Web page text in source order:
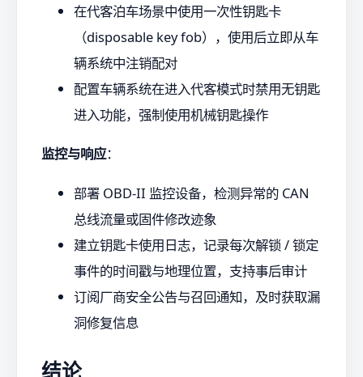
在代客泊车场景中使用一次性钥匙卡
（disposable key fob），使用后立即从车
辆系统中注销配对
配置车辆系统在进入代客模式时禁用无钥匙
进入功能，强制使用机械钥匙操作
监控与响应：
部署 OBD-II 监控设备，检测异常的 CAN
总线流量或固件修改迹象
建立钥匙卡使用日志，记录每次解锁 / 锁定
事件的时间戳与地理位置，支持事后审计
订阅厂商安全公告与召回通知，及时获取漏
洞修复信息
结论